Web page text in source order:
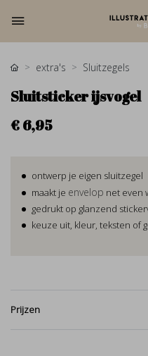
extra's Sluitzegels
Sluitsticker ijsvogel
€ 6,95
ontwerp je eigen sluitzegel
maakt je envelop net even
gedrukt op glanzend
keuze uit, kleur, teksten of
Prijzen